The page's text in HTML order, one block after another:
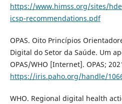
https://www.himss.org/sites/
icsp-recommendations.pdf
OPAS. Oito Princípios
Digital do Setor da Saúde. Um
OPAS/WHO [Internet]. OPAS;
https://iris.paho.org/handle/
WHO. Regional digital health